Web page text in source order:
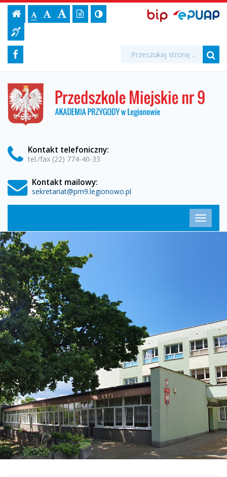
"Pucio
na
wakacjach"
-
Przedszkole
Miejskie
nr
9
Legionowie
Ustawienia
strony
Strona
główna
Czcionka,
jejCzcionkaCzcionka
Czcionka
Wersja
tekstowa
Kontrast
(włącz/wyłącz)
Informacja
dla
BIP,
Biuletyn
Informacji
EPUAP
Media
społecznościowe
Facebook Wyszukiwarka
Formularz
wyszukiwania
Wyszukiwana
fraza:
Przedszkole
Miejskie
nr
w
Kontakt telefoniczny:
tel./fax (22) 774-40-33
Kontakt mailowy:
sekretariat@pm9.legionowo.pl
główne